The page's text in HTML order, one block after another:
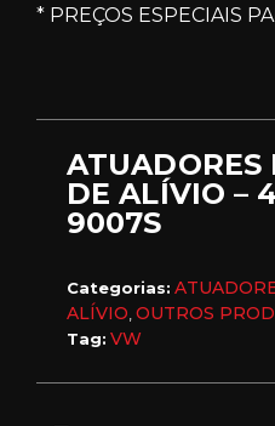
* PREÇOS ESPECIAIS
ATUADORES
DE ALÍVIO –
9007S
Categorias:
ALÍVIO OUTROS
Tag: VW